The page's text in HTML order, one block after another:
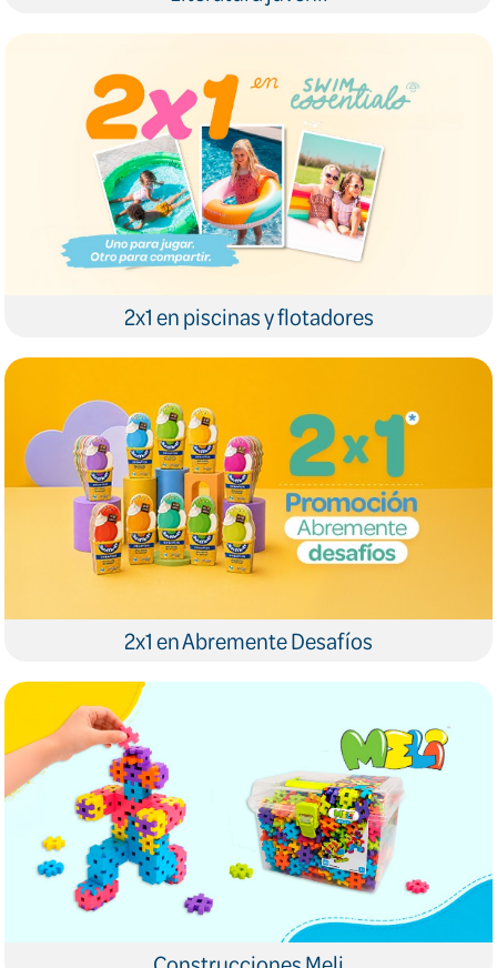
2x1 en piscinas y flotadores
2x1 en Abremente Desafíos